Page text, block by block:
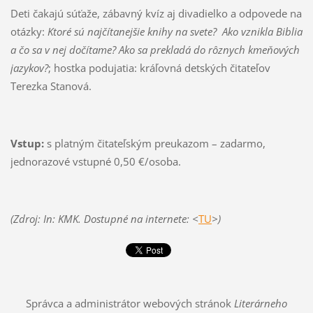
Deti čakajú súťaže, zábavný kvíz aj divadielko a odpovede na
otázky: Ktoré sú najčítanejšie knihy na svete? Ako vznikla Biblia
a čo sa v nej dočítame? Ako sa prekladá do rôznych kmeňových
jazykov?; hostka podujatia: kráľovná detských čitateľov
Terezka Stanová.
Vstup:s platným čitateľským preukazom – zadarmo,
jednorazové vstupné 0,50 €/osoba.
(Zdroj: In: KMK. Dostupné na internete: <TU>)
Správca a administrátor webových stránok Literárneho